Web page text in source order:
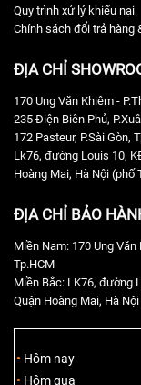
Quy trình xử lý khiếu nại
Chính sách đổi trả hàng
ĐỊA CHỈ
170 Ung Văn Khiêm -
235 Điện Biên Phủ,
172 Pasteur, P.Sài Gòn,
Lk76, đường Louis 10,
Hoàng Mai, Hà Nội (phố
ĐỊA CHỈ BẢO
Miền Nam: 170 Ung Văn
Tp.HCM
Miền Bắc: LK76, đường
Quận Hoàng Mai, Hà
Hôm nay
Hôm qua